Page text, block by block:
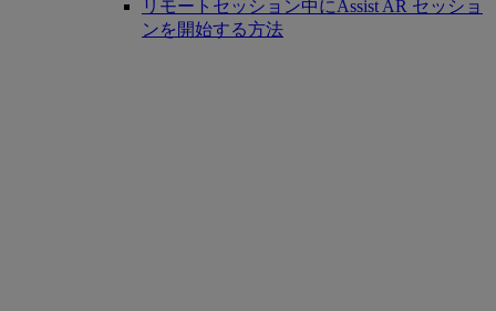
リモートセッション中にAssist AR セッショ
ンを開始する方法